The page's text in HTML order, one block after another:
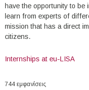
have the opportunity to be
learn from experts of
mission that has a direct
citizens.
Ιnternships at eu-LISA
744 εμφανίσεις